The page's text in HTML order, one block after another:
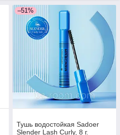
–51%
Тушь водостойкая Sadoer
Slender Lash Curly, 8 г.